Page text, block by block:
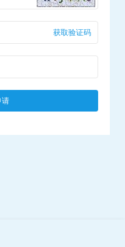
获取验证码
请